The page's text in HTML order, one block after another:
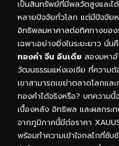
เป็นสินทรัพย์ที่มีพลวัตสูงและไ
หลายปัจจัยทั่วโลก แต่มีปัจจั
อิทธิพลมหาศาลต่อทิศทางของ
เฉพาะอย่างยิ่งในระยะยาว นั่น
ทองคำ จีน อินเดีย สองมหาอ
วัฒนธรรมแห่งเอเชีย ที่ความ
เขาสามารถเขย่าตลาดโลกแล
ทองคำได้จริงหรือ? บทความนี้
เบื้องหลัง อิทธิพล และผลกระ
จากภูมิภาคนี้มีต่อราคา
พร้อมทำความเข้าใจกลไกที่ซับ